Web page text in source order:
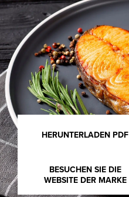
HERUNTERLADEN PDF
BESUCHEN SIE DIE
WEBSITE DER MARKE